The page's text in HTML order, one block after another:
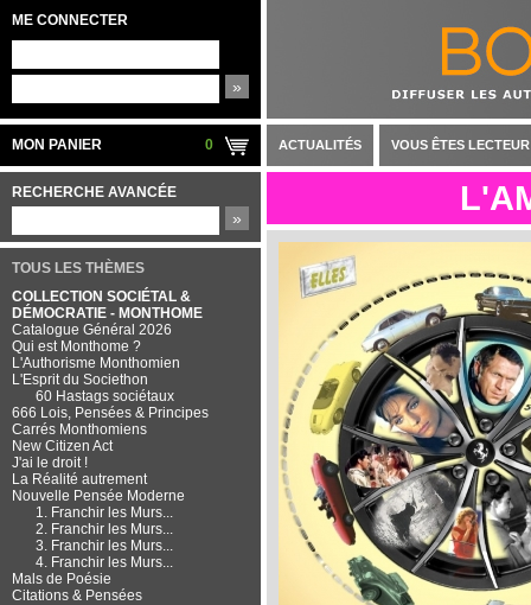
ME CONNECTER
»
MON PANIER 0
RECHERCHE AVANCÉE
»
TOUS LES THÈMES
COLLECTION SOCIÉTAL &
DÉMOCRATIE - MONTHOME
Catalogue Général 2026
Qui est Monthome ?
L'Authorisme Monthomien
L'Esprit du Societhon
60 Hastags sociétaux
666 Lois, Pensées & Principes
Carrés Monthomiens
New Citizen Act
J'ai le droit !
La Réalité autrement
Nouvelle Pensée Moderne
1. Franchir les Murs...
2. Franchir les Murs...
3. Franchir les Murs...
4. Franchir les Murs...
Mals de Poésie
Citations & Pensées
ACTUALITÉS VOUS ÊTES LECTEUR